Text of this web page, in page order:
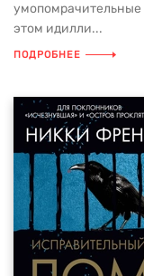
этом идилли...
ПОДРОБНЕЕ